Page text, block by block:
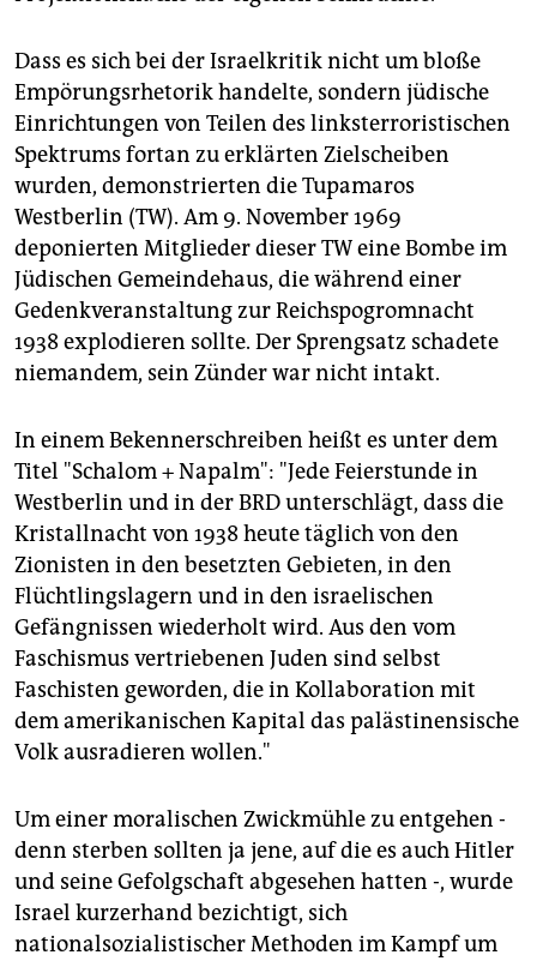
Dass es sich bei der Israelkritik nicht um bloße
Empörungsrhetorik handelte, sondern jüdische
Einrichtungen von Teilen des linksterroristischen
Spektrums fortan zu erklärten Zielscheiben
wurden, demonstrierten die Tupamaros
Westberlin (TW). Am 9. November 1969
deponierten Mitglieder dieser TW eine Bombe im
Jüdischen Gemeindehaus, die während einer
Gedenkveranstaltung zur Reichspogromnacht
1938 explodieren sollte. Der Sprengsatz schadete
niemandem, sein Zünder war nicht intakt.
In einem Bekennerschreiben heißt es unter dem
Titel "Schalom + Napalm": "Jede Feierstunde in
Westberlin und in der BRD unterschlägt, dass die
Kristallnacht von 1938 heute täglich von den
Zionisten in den besetzten Gebieten, in den
Flüchtlingslagern und in den israelischen
Gefängnissen wiederholt wird. Aus den vom
Faschismus vertriebenen Juden sind selbst
Faschisten geworden, die in Kollaboration mit
dem amerikanischen Kapital das palästinensische
Volk ausradieren wollen."
Um einer moralischen Zwickmühle zu entgehen -
denn sterben sollten ja jene, auf die es auch Hitler
und seine Gefolgschaft abgesehen hatten -, wurde
Israel kurzerhand bezichtigt, sich
nationalsozialistischer Methoden im Kampf um